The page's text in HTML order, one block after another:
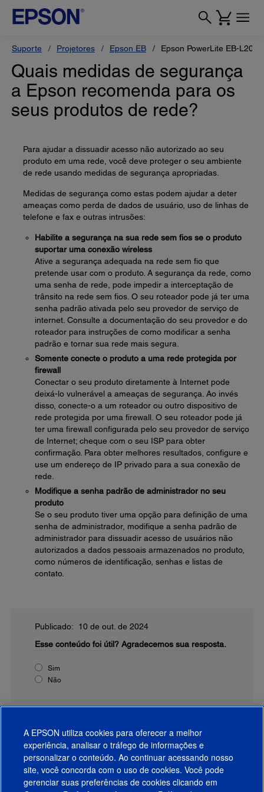
Suporte Projetores Epson EB Epson PowerLite EB-
Quais medidas de segurança
a Epson recomenda para os
seus produtos de rede?
Para ajudar a dissuadir acesso não autorizado ao seu
produto em uma rede, você deve proteger o seu ambiente
de rede usando medidas de segurança apropriadas.
Medidas de segurança como estas podem ajudar a deter
ameaças como perda de dados de usuário, uso de linhas de
telefone e fax e outras intrusões:
Habilite a segurança na sua rede sem fios se o produto
suportar uma conexão wireless
Ative a segurança adequada na rede sem fio que
pretende usar com o produto. A segurança da rede, como
uma senha de rede, pode impedir a interceptação de
trânsito na rede sem fios. O seu roteador pode já ter uma
senha padrão ativada pelo seu provedor de serviço de
internet. Consulte a documentação do seu provedor e do
roteador para instruções de como modificar a senha
padrão e tornar sua rede mais segura.
Somente conecte o produto a uma rede protegida por
firewall
Conectar o seu produto diretamente à Internet pode
deixá-lo vulnerável a ameaças de segurança. Ao invés
disso, conecte-o a um roteador ou outro dispositivo de
rede protegida por uma firewall. O seu roteador pode já
ter uma firewall configurada pelo seu provedor de serviço
de Internet; cheque com o seu ISP para obter
confirmação. Para obter melhores resultados, configure e
use um endereço de IP privado para a sua conexão de
rede.
Modifique a senha padrão de administrador no seu
produto
Se o seu produto tiver uma opção para definição de uma
senha de administrador, modifique a senha padrão de
administrador para dissuadir acesso de usuários não
autorizados a dados pessoais armazenados no produto,
como números de identificação, senhas e listas de
contato.
Publicado: 10 de out. de 2024
Esse conteúdo foi útil? Agradecemos sua resposta.
Sim
Não
A EPSON utiliza cookies para oferecer a melhor
experiência, analisar o tráfego de informações e
personalizar o conteúdo. Ao continuar acessando nosso
site, você concorda com o uso de cookies. Você pode
gerenciar suas preferências de cookies clicando em